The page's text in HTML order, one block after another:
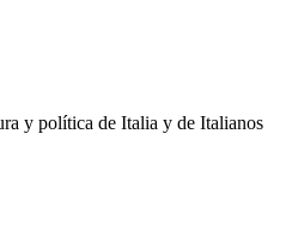
y política de Italia y de Italianos